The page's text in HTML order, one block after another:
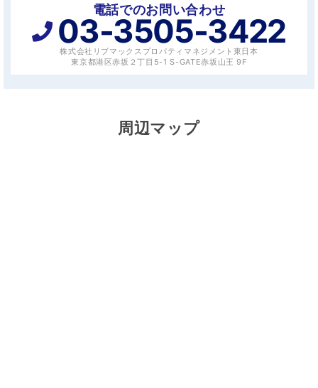
電話でのお問い合わせ
03-3505-3422
株式会社リブマックスプロパティマネジメント東日本
東京都港区赤坂２丁目5-1 S-GATE赤坂山王 9F
周辺マップ